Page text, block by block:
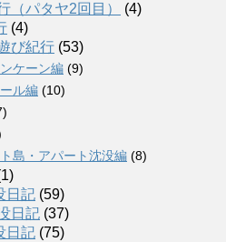
（パタヤ2回目）
(4)
(4)
び紀行 (53)
ケーン編 (9)
ル編 (10)
島・アパート沈没編 (8)
日記 (59)
日記 (37)
日記 (75)